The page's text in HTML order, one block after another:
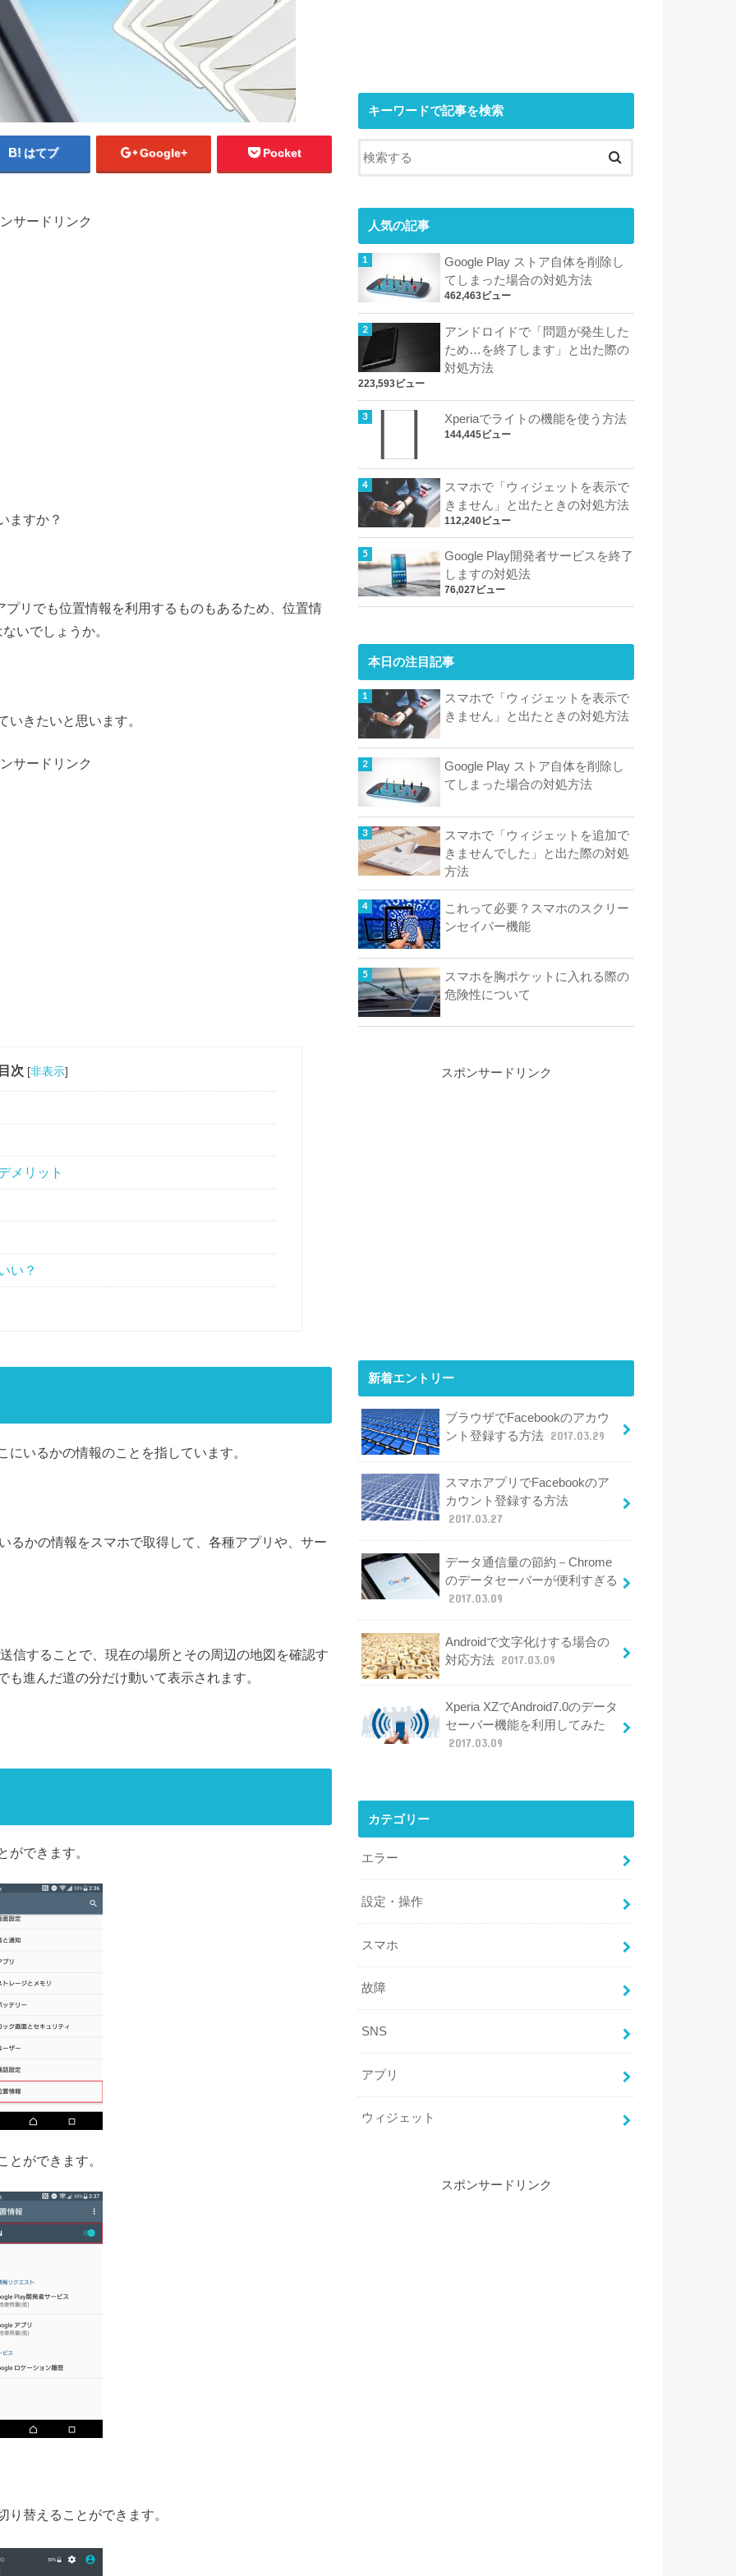
はてブ Google+ Pocket
サードリンク
ますか？
リでも位置情報を利用するものもあるため、位置情
いでしょうか。
きたいと思います。
サードリンク
次 [非表示]
メリット
い？
いるかの情報のことを指しています。
るかの情報をスマホで取得して、各種アプリや、サー
信することで、現在の場所とその周辺の地図を確認す
進んだ道の分だけ動いて表示されます。
ができます。
とができます。
替えることができます。
キーワードで記事を検索
人気の記事
Google Play ストア自体を削除し
てしまった場合の対処方法
462,463ビュー
アンドロイドで「問題が発生した
ため…を終了します」と出た際の
対処方法
223,593ビュー
Xperiaでライトの機能を使う方法
144,445ビュー
スマホで「ウィジェットを表示で
きません」と出たときの対処方法
112,240ビュー
Google Play開発者サービスを終了
しますの対処法
76,027ビュー
本日の注目記事
スマホで「ウィジェットを表示で
きません」と出たときの対処方法
Google Play ストア自体を削除し
てしまった場合の対処方法
スマホで「ウィジェットを追加で
きませんでした」と出た際の対処
方法
これって必要？スマホのスクリー
ンセイバー機能
スマホを胸ポケットに入れる際の
危険性について
スポンサードリンク
新着エントリー
ブラウザでFacebookのアカウ
ント登録する方法 2017.03.29
スマホアプリでFacebookのア
カウント登録する方法
2017.03.27
データ通信量の節約－Chrome
のデータセーバーが便利すぎる
2017.03.09
Androidで文字化けする場合の
対応方法 2017.03.09
Xperia XZでAndroid7.0のデータ
セーバー機能を利用してみた
2017.03.09
カテゴリー
エラー
設定・操作
スマホ
故障
SNS
アプリ
ウィジェット
スポンサードリンク